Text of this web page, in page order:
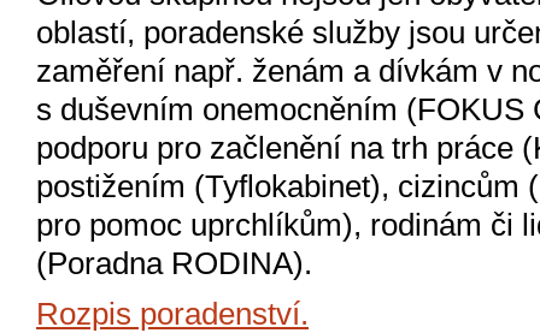
oblastí, poradenské služby jsou
zaměření např. ženám a dívkám v
s duševním onemocněním
podporu pro začlenění na trh práce
postižením (Tyflokabinet), cizincům
pro pomoc uprchlíkům), rodinám či
(Poradna RODINA).
Rozpis poradenství.